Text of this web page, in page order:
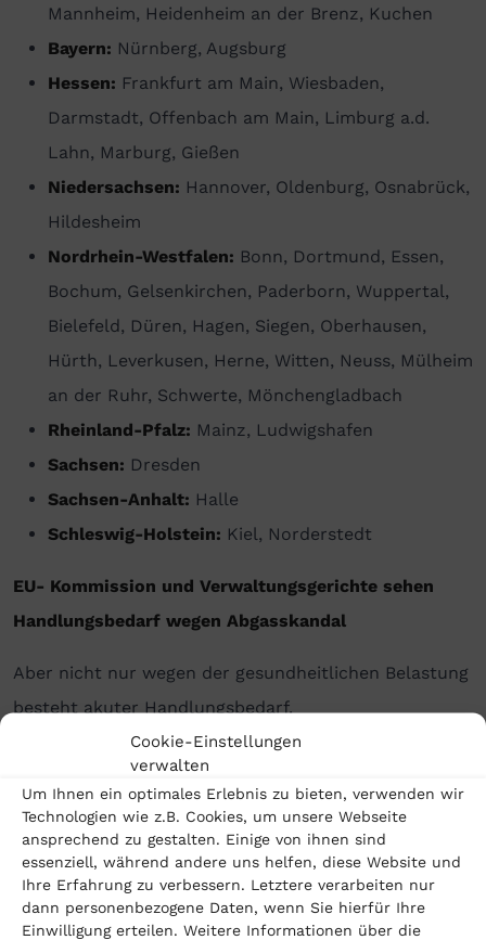
Cookie-Einstellungen
verwalten
Um Ihnen ein optimales Erlebnis zu bieten, verwenden wir
Technologien wie z.B. Cookies, um unsere Webseite
ansprechend zu gestalten. Einige von ihnen sind
essenziell, während andere uns helfen, diese Website und
Ihre Erfahrung zu verbessern. Letztere verarbeiten nur
dann personenbezogene Daten, wenn Sie hierfür Ihre
Einwilligung erteilen. Weitere Informationen über die
Mannheim, Heidenheim an der Brenz, Kuchen
Bayern: Nürnberg, Augsburg
Hessen: Frankfurt am Main, Wiesbaden,
Darmstadt, Offenbach am Main, Limburg a.d.
Lahn, Marburg, Gießen
Niedersachsen: Hannover, Oldenburg, Osnabrück,
Hildesheim
Nordrhein-Westfalen: Bonn, Dortmund, Essen,
Bochum, Gelsenkirchen, Paderborn, Wuppertal,
Bielefeld, Düren, Hagen, Siegen, Oberhausen,
Hürth, Leverkusen, Herne, Witten, Neuss, Mülheim
an der Ruhr, Schwerte, Mönchengladbach
Rheinland-Pfalz: Mainz, Ludwigshafen
Sachsen: Dresden
Sachsen-Anhalt: Halle
Schleswig-Holstein: Kiel, Norderstedt
EU- Kommission und Verwaltungsgerichte sehen
Handlungsbedarf wegen Abgasskandal
Aber nicht nur wegen der gesundheitlichen Belastung
besteht akuter Handlungsbedarf.
Die EU-Kommission droht Deutschland mit einem
Vertragsverletzungsverfahren, Anfang Dezember
könnte eine Klage wegen Überschreitung der
Grenzwerte kommen und den Kommunen hohe
Kosten aufbürden.